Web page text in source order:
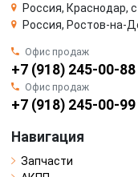
Россия, Краснодар,
Россия, Ростов-на-
Офис продаж
+7 (918) 245-00-88
Офис продаж
+7 (918) 245-00-99
Навигация
Запчасти